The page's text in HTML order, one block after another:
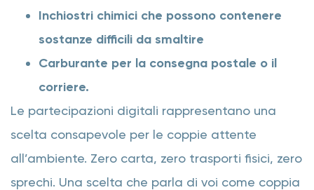
Inchiostri chimici che possono contenere
sostanze difficili da smaltire
Carburante per la consegna postale o il
corriere.
Le partecipazioni digitali rappresentano una
scelta consapevole per le coppie attente
all’ambiente. Zero carta, zero trasporti fisici, zero
sprechi. Una scelta che parla di voi come coppia